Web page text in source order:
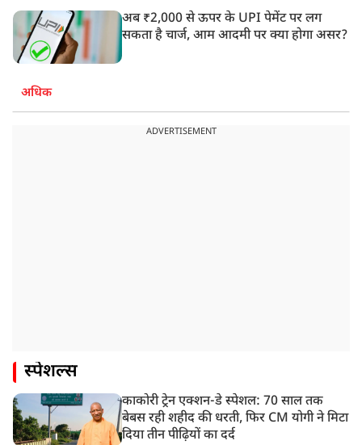
अब ₹2,000 से ऊपर के UPI पेमेंट पर लग
सकता है चार्ज, आम आदमी पर क्या होगा असर?
अधिक
ADVERTISEMENT
स्पेशल्स
काकोरी ट्रेन एक्शन-डे स्पेशल: 70 साल तक
बेबस रही शहीद की धरती, फिर CM योगी ने मिटा
दिया तीन पीढ़ियों का दर्द